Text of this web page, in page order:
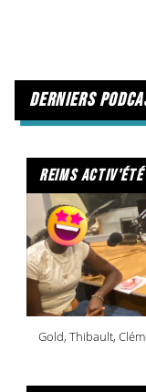
derniers
reims activ'été
Gold, Thibault,